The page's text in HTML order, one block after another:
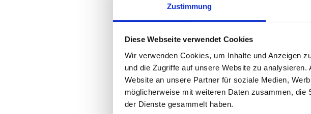
Zustimmung
Diese Webseite verwendet Cookies
Wir verwenden Cookies, um Inhalte und Anzeigen
und die Zugriffe auf unsere Website zu
Website an unsere Partner für soziale Medien,
möglicherweise mit weiteren Daten zusammen,
der Dienste gesammelt haben.